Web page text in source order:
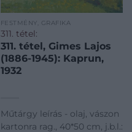
FESTMÉNY, GRAFIKA
311. tétel:
311. tétel, Gimes Lajos
(1886-1945): Kaprun,
1932
Műtárgy leírás - olaj, vászon
kartonra rag., 40*50 cm, j.b.l.: